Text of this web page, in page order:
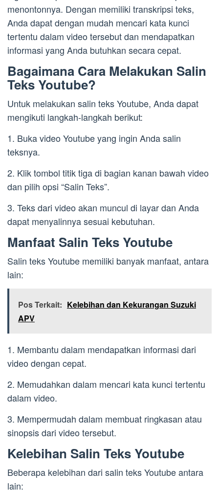
menontonnya. Dengan memiliki transkripsi teks,
Anda dapat dengan mudah mencari kata kunci
tertentu dalam video tersebut dan mendapatkan
informasi yang Anda butuhkan secara cepat.
Bagaimana Cara Melakukan Salin
Teks Youtube?
Untuk melakukan salin teks Youtube, Anda dapat
mengikuti langkah-langkah berikut:
1. Buka video Youtube yang ingin Anda salin
teksnya.
2. Klik tombol titik tiga di bagian kanan bawah video
dan pilih opsi “Salin Teks”.
3. Teks dari video akan muncul di layar dan Anda
dapat menyalinnya sesuai kebutuhan.
Manfaat Salin Teks Youtube
Salin teks Youtube memiliki banyak manfaat, antara
lain:
Pos Terkait: Kelebihan dan Kekurangan Suzuki
APV
1. Membantu dalam mendapatkan informasi dari
video dengan cepat.
2. Memudahkan dalam mencari kata kunci tertentu
dalam video.
3. Mempermudah dalam membuat ringkasan atau
sinopsis dari video tersebut.
Kelebihan Salin Teks Youtube
Beberapa kelebihan dari salin teks Youtube antara
lain: